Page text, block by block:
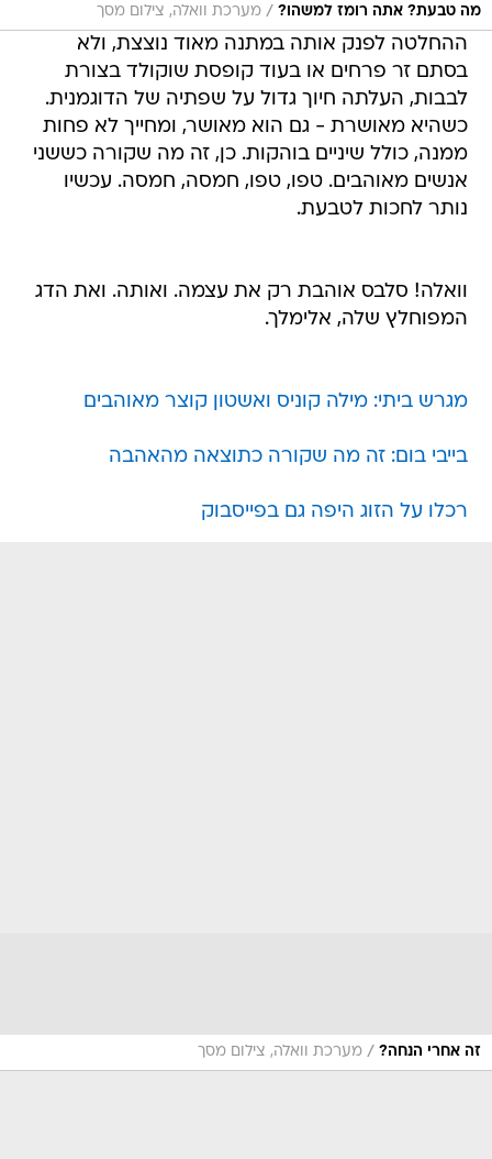
מה טבעת? אתה רומז למשהו? / מערכת וואלה, צילום מסך
ההחלטה לפנק אותה במתנה מאוד נוצצת, ולא
בסתם זר פרחים או בעוד קופסת שוקולד בצורת
לבבות, העלתה חיוך גדול על שפתיה של הדוגמנית.
כשהיא מאושרת - גם הוא מאושר, ומחייך לא פחות
ממנה, כולל שיניים בוהקות. כן, זה מה שקורה כששני
אנשים מאוהבים. טפו, טפו, חמסה, חמסה. עכשיו
נותר לחכות לטבעת.
וואלה! סלבס אוהבת רק את עצמה. ואותה. ואת הדג
המפוחלץ שלה, אלימלך.
מגרש ביתי: מילה קוניס ואשטון קוצר מאוהבים
בייבי בום: זה מה שקורה כתוצאה מהאהבה
רכלו על הזוג היפה גם בפייסבוק
זה אחרי הנחה? / מערכת וואלה, צילום מסך